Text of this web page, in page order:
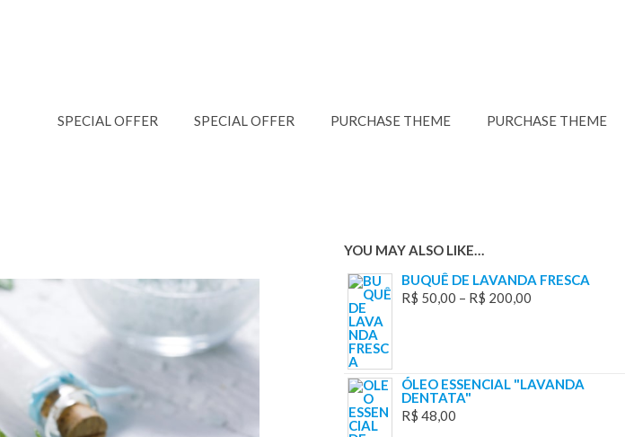
SPECIAL OFFER SPECIAL OFFER PURCHASE THEME PURCHASE THEME
YOU MAY ALSO LIKE…
BUQUÊ DE LAVANDA FRESCA
R$ 50,00 – R$ 200,00
ÓLEO ESSENCIAL "LAVANDA
DENTATA"
R$ 48,00